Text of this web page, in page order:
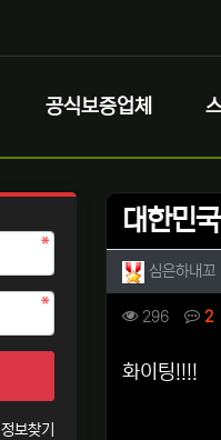
공식보증업체
대한민
작성자 정
심은하내꼬
컨텐츠 정
296조회 2
본문
화이팅!!!!
정보찾기